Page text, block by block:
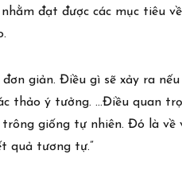
đạt được các mục tiêu
giản. Điều gì sẽ xảy ra
thảo ý tưởng. …Điều quan
giống tự nhiên. Đó là về
quả tương tự.”